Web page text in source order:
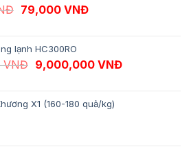
Giá gốc là: 110,000 VNĐ.
79,000 VNĐGiá hiện tại là:
lạnh HC300RO
VNĐ Giá gốc là: 9,060,000 VNĐ.
9,000,000 VNĐGiá hiện tại
X1 (160-180 quả/kg)